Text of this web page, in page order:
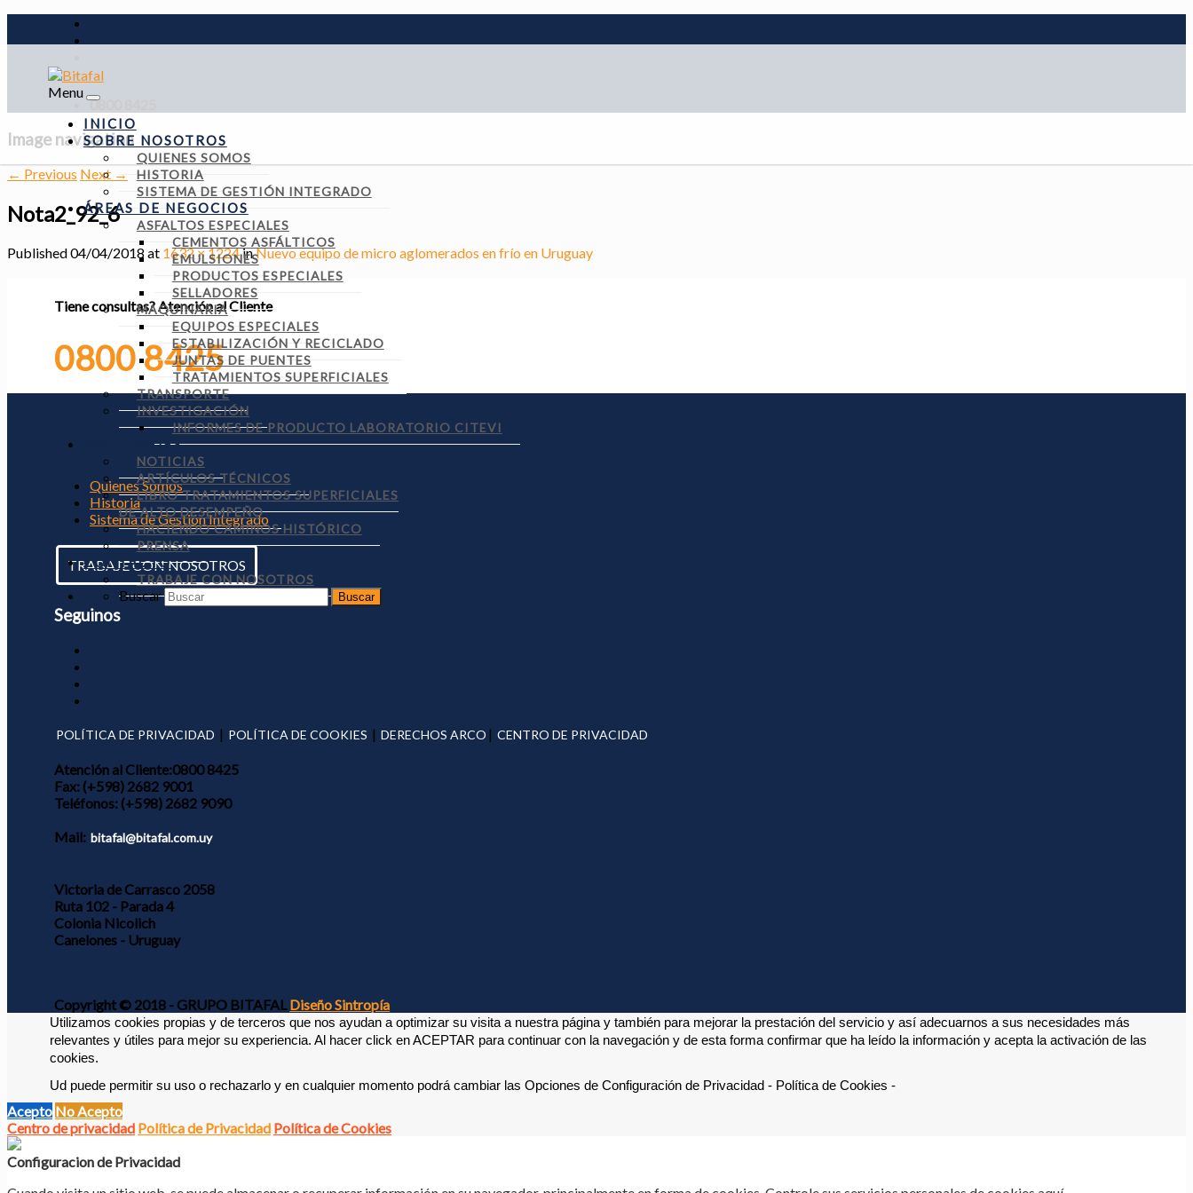
0800 8425
Menu
INICIO
SOBRE NOSOTROS
QUIENES SOMOS
HISTORIA
SISTEMA DE GESTIÓN INTEGRADO
ÁREAS DE NEGOCIOS
ASFALTOS ESPECIALES
CEMENTOS ASFÁLTICOS
EMULSIONES
PRODUCTOS ESPECIALES
SELLADORES
MAQUINARIA
EQUIPOS ESPECIALES
ESTABILIZACIÓN Y RECICLADO
JUNTAS DE PUENTES
TRATAMIENTOS SUPERFICIALES
TRANSPORTE
INVESTIGACIÓN
INFORMES DE PRODUCTO LABORATORIO CITEVI
NOVEDADES
NOTICIAS
ARTÍCULOS TÉCNICOS
LIBRO TRATAMIENTOS SUPERFICIALES
DE ALTO DESEMPEÑO
HACIENDO CAMINOS HISTÓRICO
PRENSA
CONTACTO
TRABAJE CON NOSOTROS
Buscar
Image navigation
← Previous Next →
Nota2_92_6
Published04/04/2018 at 1632 × 1224inNuevo equipo de micro aglomerados en frío en Uruguay
Tiene consultas?Atención al Cliente
0800 8425
Quienes Somos
Historia
Sistema de Gestión Integrado
TRABAJE CON NOSOTROS
Seguinos
POLÍTICA DE PRIVACIDAD | POLÍTICA DE COOKIES | DERECHOS ARCO | CENTRO DE PRIVACIDAD
Atención al Cliente:0800 8425
Fax:(+598) 2682 9001
Teléfonos:(+598) 2682 9090
Mail: bitafal@bitafal.com.uy
Victoria de Carrasco 2058
Ruta 102 - Parada 4
Colonia Nicolich
Canelones - Uruguay
Copyright © 2018 - GRUPO BITAFALDiseño Sintropía
Utilizamos cookies propias y de terceros que nos ayudan a optimizar su visita a nuestra página y también para mejorar la prestación del servicio y así adecuarnos a sus necesidades más
relevantes y útiles para mejor su experiencia. Al hacer click en ACEPTAR para continuar con la navegación y de esta forma confirmar que ha leído la información y acepta la activación de las
cookies.
Ud puede permitir su uso o rechazarlo y en cualquier momento podrá cambiar las Opciones de Configuración de Privacidad - Política de Cookies -
Acepto No Acepto
Centro de privacidad Política de Privacidad Política de Cookies
Configuracion de Privacidad